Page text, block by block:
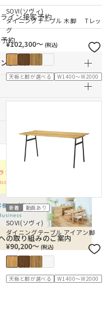
イン接客予約
約
テンツ
の取り組みのご案内
SOVI(ソヴィ)
ダイニングテーブル 木脚 Tレッ
グ
¥102,300〜 (税込)
天板と脚が選べる W1400～W2000
新着 動画あり
SOVI(ソヴィ)
ダイニングテーブル アイアン脚
¥90,200〜 (税込)
天板と脚が選べる W1400～W2000